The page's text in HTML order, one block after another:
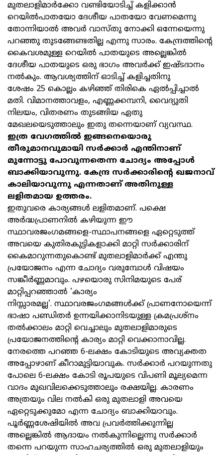
മുതലാളിമാര്‍ക്കോ വണ്ടിയോടിച്ച് കളിക്കാന്‍
റെയില്‍പാതയോ ദേശീയ പാതയോ വേണമെന്നു
തോന്നിയാല്‍ അവര്‍ വാസ്തു നോക്കി ഒന്നേയെന്നു
പറഞ്ഞു തുടങ്ങേണ്ടതില്ല എന്നു സാരം. കേന്ദ്രത്തിന്റെ
കൈവശമുള്ള റെയില്‍ പാതയുടെ അല്ലെങ്കില്‍
ദേശീയ പാതയുടെ ഒരു ഭാഗം അവര്‍ക്ക് ഇഷ്ടദാനം
നല്‍കും. ആവശ്യത്തിന് ഓടിച്ച് കളിച്ചതിനു
ശേഷം 25 കൊല്ലം കഴിഞ്ഞ് തിരികെ ഏല്‍പ്പിച്ചാല്‍
മതി. വിമാനത്താവളം, എണ്ണക്കമ്പനി, വൈദ്യുതി
നിലയം, വിതരണം തുടങ്ങിയ ഏതു
മേഖലയെടുത്താലും ഇതു തന്നെയാണ് വ്യവസ്ഥ.
ഇത്ര വേഗത്തില്‍ ഇങ്ങനെയൊരു
തീരുമാനവുമായി സര്‍ക്കാര്‍ എന്തിനാണ്
മുന്നോട്ടു പോവുന്നതെന്ന ചോദ്യം അപ്പോള്‍
ബാക്കിയാവുന്നു. കേന്ദ്ര സര്‍ക്കാരിന്റെ ഖജനാവ്
കാലിയാവുന്നു എന്നതാണ് അതിനുള്ള
ലളിതമായ ഉത്തരം.
ഇതുവരെ കാര്യങ്ങള്‍ ലളിതമാണ്. പക്ഷെ
അര്‍ദ്ധപ്രാണനില്‍ കഴിയുന്ന ഈ
സ്ഥാവരജംഗമങ്ങളെ-സ്ഥാപനങ്ങളെ ഏറ്റെടുത്ത്
അവയെ കുതിരകുട്ടികളാക്കി മാറ്റി സര്‍ക്കാരിന്
കൈമാറുന്നതുകൊണ്ട് മുതലാളിമാര്‍ക്ക് എന്തു
പ്രയോജനം എന്ന ചോദ്യം വരുമ്പോള്‍ വിഷയം
സങ്കീര്‍ണ്ണമാവും. പഴയൊരു സിനിമയുടെ പേര്
മാറ്റിപ്പറഞ്ഞാല്‍ 'കാര്യം
നിസ്സാരമല്ല'. സ്ഥാവരജംഗമങ്ങള്‍ക്ക് പ്രാണനോയെന്ന്
ഭാഷാ പണ്ഡിതര്‍ ഉന്നയിക്കാനിടയുള്ള ക്രമപ്രശ്‌നം
തല്‍ക്കാലം മാറ്റി വെച്ചാലും മുതലാളിമാരുടെ
പ്രയോജനത്തിന്റെ കാര്യം മാറ്റി വെക്കാനാവില്ല.
നേരത്തെ പറഞ്ഞ 6-ലക്ഷം കോടിയുടെ അവ്യക്തത
അപ്പോഴാണ് കീറാമുട്ടിയാവുക. സര്‍ക്കാര്‍ പറയുന്നതു
പോലെ 6-ലക്ഷം കോടി രൂപയുടെ വിപണി മൂല്യമെന്ന
വാദം മുഖവിലക്കെടുത്താലും രക്ഷയില്ല. കാരണം
അത്രയും വില നല്‍കി ഒരു മുതലാളി അവയെ
ഏറ്റെടുക്കുമോ എന്ന ചോദ്യം ബാക്കിയാവും.
പൂര്‍ണ്ണശേഷിയില്‍ അവ പ്രവര്‍ത്തിക്കുന്നില്ല
അല്ലെങ്കില്‍ ആദായം നല്‍കുന്നില്ലെന്നു സര്‍ക്കാര്‍
തന്നെ പറയുന്ന സാഹചര്യത്തില്‍ ഒരു മുതലാളിയും